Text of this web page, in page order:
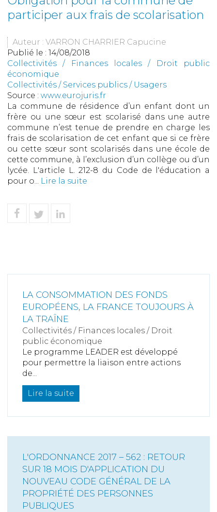
participer aux frais de scolarisation
Auteur : VARRON CHARRIER Capucine
Publié le : 14/08/2018
Collectivités / Finances locales /
Droit public
économique
Collectivités / Services publics / Usagers
Source : www.eurojuris.fr
La commune de résidence d’un enfant dont un
frère ou une sœur est scolarisé dans une autre
commune n’est tenue de prendre en charge les
frais de scolarisation de cet enfant que si ce frère
ou cette sœur sont scolarisés dans une école de
cette commune, à l’exclusion d’un collège ou d’un
lycée. L'article L. 212-8 du Code de l'éducation a
pour o... Lire la suite
LA CONSOMMATION DES FONDS
EUROPÉENS, LA FRANCE TOUJOURS À
LA TRAÎNE
Collectivités / Finances locales / Droit
public économique
Le programme LEADER est développé
pour permettre la liaison entre actions
de...
Lire la suite
L'ORDONNANCE 2017 – 562 : RETOUR
SUR 18 MOIS D'APPLICATION DU
NOUVEAU CODE GÉNÉRAL DE LA
PROPRIÉTÉ DES PERSONNES
PUBLIQUES